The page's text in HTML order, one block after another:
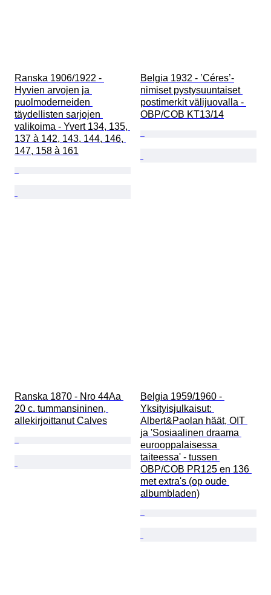
Ranska 1906/1922 -
Hyvien arvojen ja
puolmoderneiden
täydellisten sarjojen
valikoima - Yvert 134, 135,
137 à 142, 143, 144, 146,
147, 158 à 161
Belgia 1932 - ’Céres’-
nimiset pystysuuntaiset
postimerkit välijuovalla -
OBP/COB KT13/14
Ranska 1870 - Nro 44Aa
20 c. tummansininen,
allekirjoittanut Calves
Belgia 1959/1960 -
Yksityisjulkaisut:
Albert&Paolan häät, OIT
ja 'Sosiaalinen draama
eurooppalaisessa
taiteessa' - tussen
OBP/COB PR125 en 136
met extra's (op oude
albumbladen)